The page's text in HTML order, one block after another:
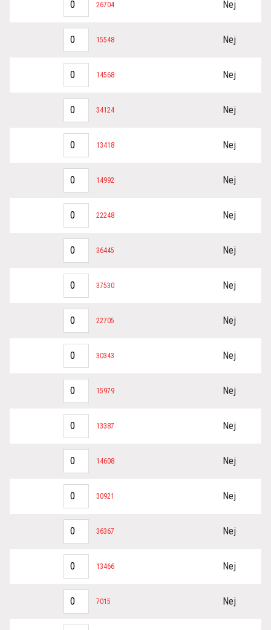
26704 Nej
15548 Nej
14568 Nej
34124 Nej
13418 Nej
14992 Nej
22248 Nej
36445 Nej
37530 Nej
22705 Nej
30343 Nej
15979 Nej
13387 Nej
14608 Nej
30921 Nej
36367 Nej
13466 Nej
7015 Nej